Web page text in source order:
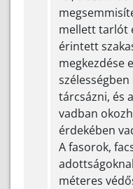
mellett tarlót
érintett
megkezdése
tárcsázni, és
vadban
érdekében
A fasorok,
méteres